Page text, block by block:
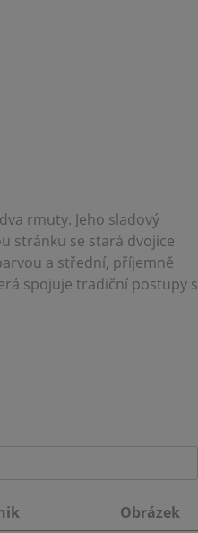
rmuty. Jeho sladový
stránku se stará dvojice
a střední, příjemně
spojuje tradiční postupy s
Obrázek